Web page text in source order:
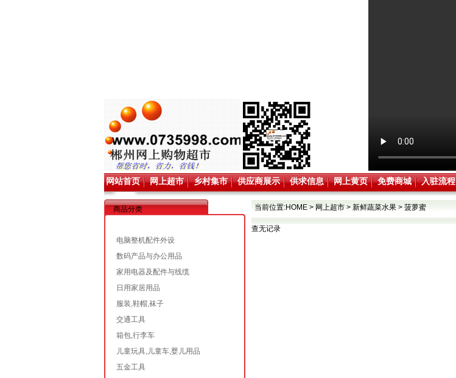
网站首页 网上超市 乡村集市 供应商展示 供求信息 网上黄页 免费商城 入驻流程
商品分类
电脑整机配件外设
数码产品与办公用品
家用电器及配件与线缆
日用家居用品
服装,鞋帽,袜子
交通工具
箱包,行李车
儿童玩具,儿童车,婴儿用品
五金工具
当前位置:HOME> 网上超市> 新鲜蔬菜水果> 菠萝蜜
查无记录